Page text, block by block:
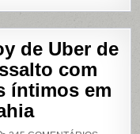
de Uber de
com
íntimos em